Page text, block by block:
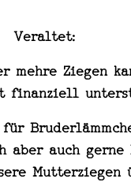
Veraltet:
mehre Ziegen
finanziell
aber auch
Mutterziegen